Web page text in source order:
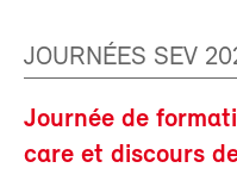
JOURNÉES SEV
Journée de
care et discours